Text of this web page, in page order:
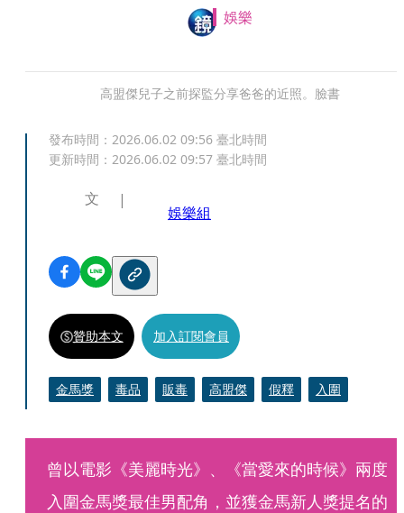
娛樂
高盟傑兒子之前探監分享爸爸的近照。臉書
發布時間： 2026.06.02 09:56 臺北時間
更新時間： 2026.06.02 09:57 臺北時間
文
娛樂組
贊助本文 加入訂閱會員
金馬獎 毒品 販毒 高盟傑 假釋 入圍
曾以電影《美麗時光》、《當愛來的時候》兩度
入圍金馬獎最佳男配角，並獲金馬新人獎提名的